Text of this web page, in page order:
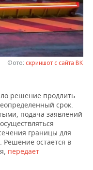
Фото: скриншот с сайта ВК
решение продлить
срок.
подача заявлений
границы для
Решение остается в
передает